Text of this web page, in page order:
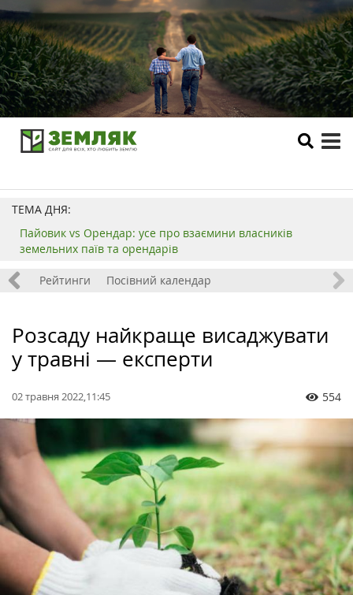
ТЕМА ДНЯ:
Пайовик vs Орендар: усе про взаємини власників
земельних паїв та орендарів
Рейтинги Посівний календар
Розсаду найкраще висаджувати
у травні — експерти
02 травня 2022,11:45 554